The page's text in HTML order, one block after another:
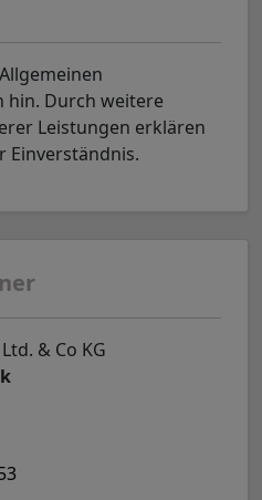
hin. Durch weitere
Leistungen erklären
Einverständnis.
& Co KG